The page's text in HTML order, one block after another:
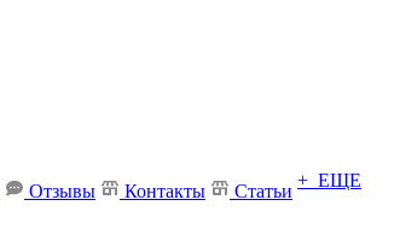
Отзывы Контакты Статьи
+ ЕЩЕ